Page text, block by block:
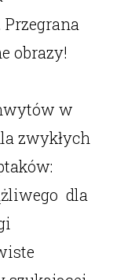
obrazy!
w
zwykłych
dla